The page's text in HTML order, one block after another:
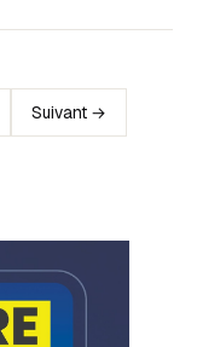
Suivant →